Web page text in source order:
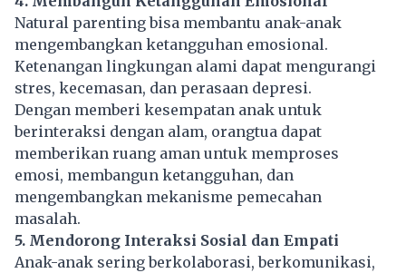
Natural parentingbisa membantu anak-anak
mengembangkan ketangguhan emosional.
Ketenangan lingkungan alami dapat mengurangi
stres, kecemasan, dan perasaan depresi.
Dengan memberi kesempatan anak untuk
berinteraksi dengan alam, orangtua dapat
memberikan ruang aman untuk memproses
emosi, membangun ketangguhan, dan
mengembangkan mekanisme pemecahan
masalah.
5. Mendorong Interaksi Sosial dan Empati
Anak-anak sering berkolaborasi, berkomunikasi,